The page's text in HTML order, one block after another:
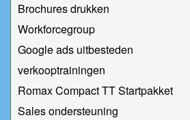
Brochures drukken
Workforcegroup
Google ads uitbesteden
verkooptrainingen
Romax Compact TT Startpakket
Sales ondersteuning